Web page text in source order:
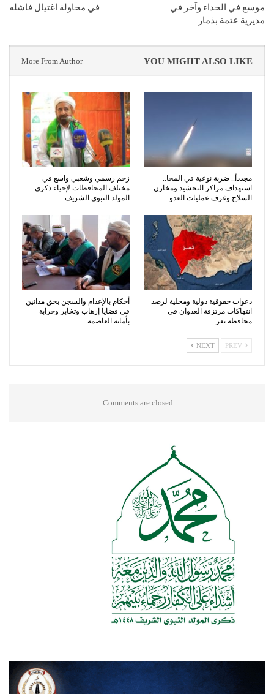
موسع في الحداء وآخر في
مديرية عتمة بذمار
في محاولة اغتيال فاشله
YOU MIGHT ALSO LIKE
More From Author
مجدداً.. ضربة نوعية في المخا..
استهداف مراكز التحشيد ومخازن
السلاح وغرف عمليات العدو…
زخم رسمي وشعبي واسع في
مختلف المحافظات لإحياء ذكرى
المولد النبوي الشريف
دعوات حقوقية دولية ومحلية لرصد
انتهاكات مرتزقة العدوان في
محافظة تعز
أحكام بالإعدام والسجن بحق مدانين
في قضايا إرهاب وتخابر وحرابة
بأمانة العاصمة
NEXT
Comments are closed.